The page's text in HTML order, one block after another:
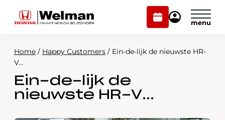
Plan
onderhoud
Mijn
Modellen
Voorraad Plan onderhoud
Home / Happy Customers / Ein-de-lijk de nieuwste HR-
V…
Ein-de-lijk de
nieuwste HR-V…